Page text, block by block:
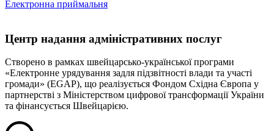
Електронна приймальня
Центр надання адміністративних послуг
Створено в рамках швейцарсько-української програми
«Електронне урядування задля підзвітності влади та участі
громади» (EGAP), що реалізується Фондом Східна Європа у
партнерстві з Міністерством цифрової трансформації України
та фінансується Швейцарією.